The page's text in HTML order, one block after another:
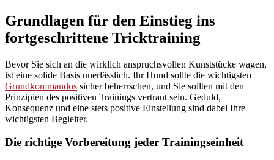
Grundlagen für den Einstieg ins
fortgeschrittene Tricktraining
Bevor Sie sich an die wirklich anspruchsvollen Kunststücke wagen,
ist eine solide Basis unerlässlich. Ihr Hund sollte die wichtigsten
Grundkommandos sicher beherrschen, und Sie sollten mit den
Prinzipien des positiven Trainings vertraut sein. Geduld,
Konsequenz und eine stets positive Einstellung sind dabei Ihre
wichtigsten Begleiter.
Die richtige Vorbereitung jeder Trainingseinheit